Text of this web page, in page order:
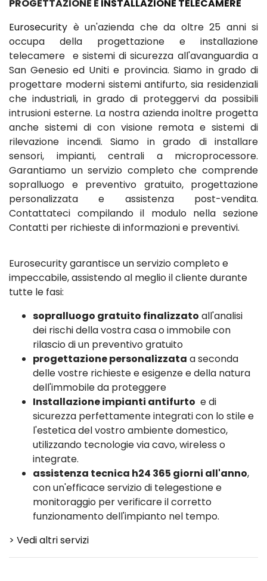
PROGETTAZIONE E INSTALLAZIONE TELECAMERE
Eurosecurity è un'azienda che da oltre 25 anni si
occupa della progettazione e installazione
telecamere e sistemi di sicurezza all'avanguardia a
San Genesio ed Uniti e provincia. Siamo in grado di
progettare moderni sistemi antifurto, sia residenziali
che industriali, in grado di proteggervi da possibili
intrusioni esterne. La nostra azienda inoltre progetta
anche sistemi di con visione remota e sistemi di
rilevazione incendi. Siamo in grado di installare
sensori, impianti, centrali a microprocessore.
Garantiamo un servizio completo che comprende
sopralluogo e preventivo gratuito, progettazione
personalizzata e assistenza post-vendita.
Contattateci compilando il modulo nella sezione
Contatti per richieste di informazioni e preventivi.
Eurosecurity garantisce un servizio completo e
impeccabile, assistendo al meglio il cliente durante
tutte le fasi:
sopralluogo gratuito finalizzato all'analisi
dei rischi della vostra casa o immobile con
rilascio di un preventivo gratuito
progettazione personalizzata a seconda
delle vostre richieste e esigenze e della natura
dell'immobile da proteggere
Installazione impianti antifurto e di
sicurezza perfettamente integrati con lo stile e
l'estetica del vostro ambiente domestico,
utilizzando tecnologie via cavo, wireless o
integrate.
assistenza tecnica h24 365 giorni all'anno,
con un'efficace servizio di telegestione e
monitoraggio per verificare il corretto
funzionamento dell'impianto nel tempo.
> Vedi altri servizi